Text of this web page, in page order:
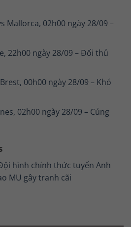
Mallorca, 02h00 ngày 28/09 –
22h00 ngày 28/09 – Đối thủ
00h00 ngày 28/09 – Khó
02h00 ngày 28/09 – Củng
hình chính thức tuyển Anh
MU gây tranh cãi